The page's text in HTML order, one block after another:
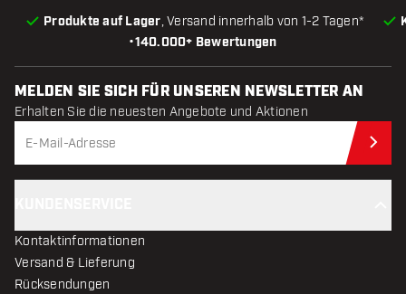
•140.000+ Bewertungen
Produkte auf Lager, Versand innerhalb von 1-2 Tagen*
MELDEN SIE SICH FÜR UNSEREN NEWSLETTER AN
Erhalten Sie die neuesten Angebote und Aktionen
Kontaktinformationen
Versand & Lieferung
Rücksendungen